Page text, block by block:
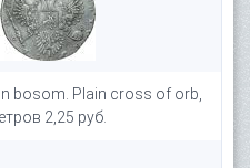
bosom. Plain cross of orb,
2,25 руб.